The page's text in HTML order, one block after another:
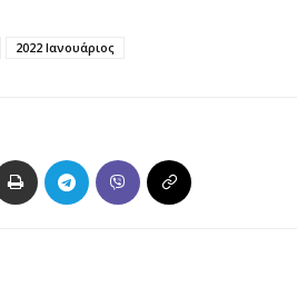
2022 Ιανουάριος